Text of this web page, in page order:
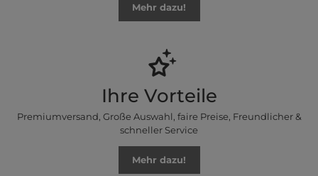
Mehr dazu!
Ihre Vorteile
Premiumversand, Große Auswahl, faire Preise, Freundlicher &
schneller Service
Mehr dazu!